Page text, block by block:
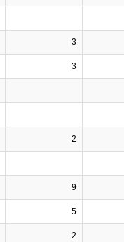
3
3
2
9
5
2